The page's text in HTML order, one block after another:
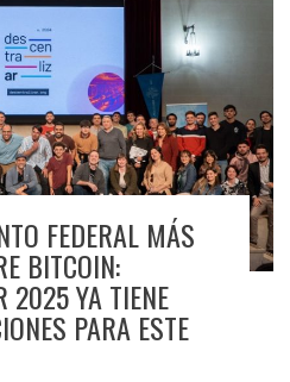
FEDERAL MÁS
BITCOIN:
2025 YA TIENE
PARA ESTE